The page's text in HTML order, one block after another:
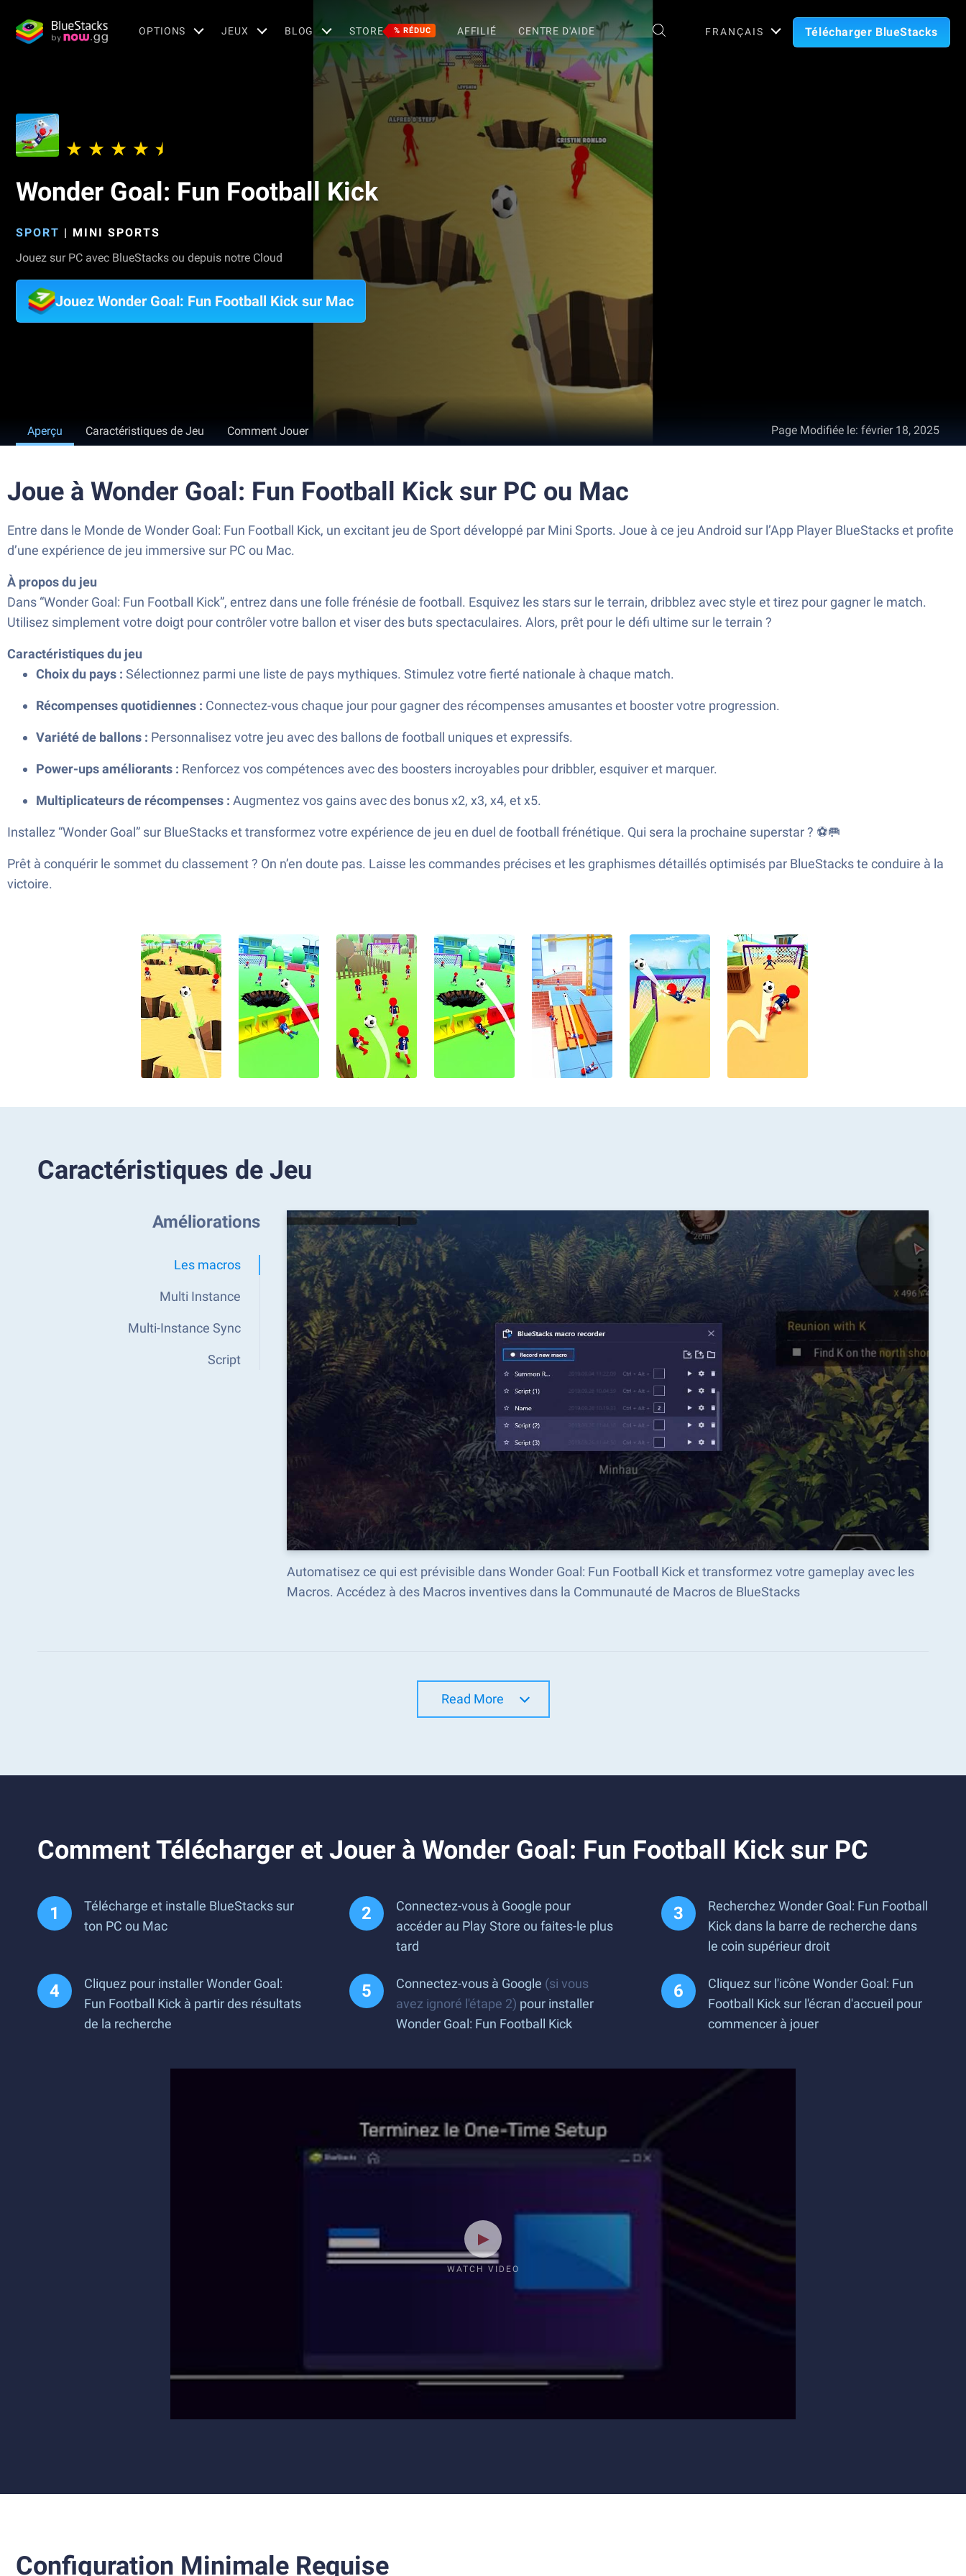
OPTIONS JEUX BLOG STORE % RÉDUC AFFILIÉ CENTRE D'AIDE FRANÇAIS Télécharger BlueStacks
Wonder Goal: Fun Football Kick
SPORT | MINI SPORTS
Jouez sur PC avec BlueStacks ou depuis notre Cloud
Jouez Wonder Goal: Fun Football Kick sur Mac
Aperçu Caractéristiques de Jeu Comment Jouer Page Modifiée le: février 18, 2025
Joue à Wonder Goal: Fun Football Kick sur PC ou Mac
Entre dans le Monde de Wonder Goal: Fun Football Kick, un excitant jeu de Sport développé par Mini Sports. Joue à ce jeu Android sur l’App Player BlueStacks et profite
d’une expérience de jeu immersive sur PC ou Mac.
À propos du jeu
Dans “Wonder Goal: Fun Football Kick”, entrez dans une folle frénésie de football. Esquivez les stars sur le terrain, dribblez avec style et tirez pour gagner le match.
Utilisez simplement votre doigt pour contrôler votre ballon et viser des buts spectaculaires. Alors, prêt pour le défi ultime sur le terrain ?
Caractéristiques du jeu
Choix du pays : Sélectionnez parmi une liste de pays mythiques. Stimulez votre fierté nationale à chaque match.
Récompenses quotidiennes : Connectez-vous chaque jour pour gagner des récompenses amusantes et booster votre progression.
Variété de ballons : Personnalisez votre jeu avec des ballons de football uniques et expressifs.
Power-ups améliorants : Renforcez vos compétences avec des boosters incroyables pour dribbler, esquiver et marquer.
Multiplicateurs de récompenses : Augmentez vos gains avec des bonus x2, x3, x4, et x5.
Installez “Wonder Goal” sur BlueStacks et transformez votre expérience de jeu en duel de football frénétique. Qui sera la prochaine superstar ? ⚽🥅
Prêt à conquérir le sommet du classement ? On n’en doute pas. Laisse les commandes précises et les graphismes détaillés optimisés par BlueStacks te conduire à la
victoire.
Caractéristiques de Jeu
Améliorations
Les macros
Multi Instance
Multi-Instance Sync
Script
Automatisez ce qui est prévisible dans Wonder Goal: Fun Football Kick et transformez votre gameplay avec les
Macros. Accédez à des Macros inventives dans la Communauté de Macros de BlueStacks
Read More
Comment Télécharger et Jouer à Wonder Goal: Fun Football Kick sur PC
Télécharge et installe BlueStacks sur
ton PC ou Mac
Connectez-vous à Google pour
accéder au Play Store ou faites-le plus
tard
Recherchez Wonder Goal: Fun Football
Kick dans la barre de recherche dans
le coin supérieur droit
Cliquez pour installer Wonder Goal:
Fun Football Kick à partir des résultats
de la recherche
Connectez-vous à Google (si vous
avez ignoré l'étape 2) pour installer
Wonder Goal: Fun Football Kick
Cliquez sur l'icône Wonder Goal: Fun
Football Kick sur l'écran d'accueil pour
commencer à jouer
WATCH VIDEO
Configuration Minimale Requise